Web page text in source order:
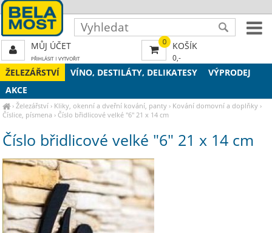
ŽELEZÁŘSTVÍ VÍNO, DESTILÁTY, DELIKATESY
VÝPRODEJ
AKCE
›Železářství › Kliky, okenní a dveřní kování, panty › Kování domovní a doplňky ›
Číslice, písmena ›Číslo břidlicové velké "6" 21 x 14 cm
Číslo břidlicové velké "6" 21 x 14 cm
0 KOŠÍK
0,-
MŮJ ÚČET
PŘIHLÁSIT| VYTVOŘIT